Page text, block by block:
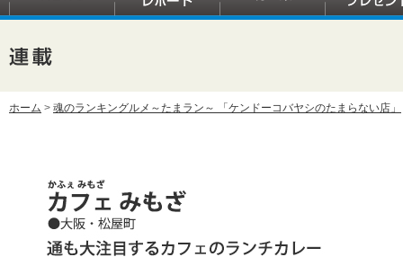
ホーム > 魂のランキングルメ～たまラン～ 「ケンドーコバヤシのたまらない店」